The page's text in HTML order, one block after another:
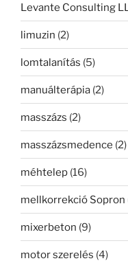
Levante Consulting
limuzin (2)
lomtalanítás (5)
manuálterápia (2)
masszázs (2)
masszázsmedence (2)
méhtelep (16)
mellkorrekció Sopron
mixerbeton (9)
motor szerelés (4)